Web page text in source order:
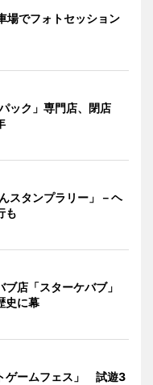
場でフォトセッション
ック」専門店、閉店
スタンプラリー」－ヘ
も
店「スターケバブ」
史に幕
ゲームフェス」 試遊3